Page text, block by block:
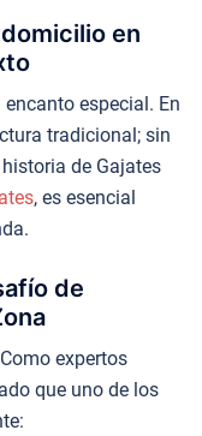
en
especial. En
tradicional; sin
de Gajates
, es esencial
de
expertos
que uno de los